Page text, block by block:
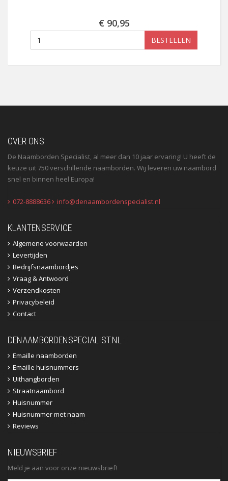
€ 90,95
BESTELLEN
OVER ONS
De Naamborden Specialist, al meer dan 10 jaar ervaring! U heeft de
keuze uit 750 verschillende naamborden. Wij leveren uw naambord
snel en binnen heel Europa!
072-8888636 info@denaambordenspecialist.nl
KLANTENSERVICE
Algemene voorwaarden
Levertijden
Bedrijfsnaambordjes
Vraag & Antwoord
Verzendkosten
Privacybeleid
Contact
DENAAMBORDENSPECIALIST.NL
Emaille naamborden
Emaille huisnummers
Uithangborden
Straatnaambord
Huisnummer
Huisnummer met naam
Reviews
NIEUWSBRIEF
Meld je aan voor onze nieuwsbrief!